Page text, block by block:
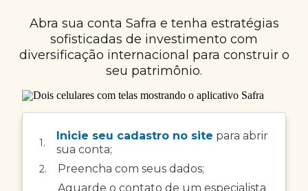
Abra sua conta Safra e tenha estratégias
sofisticadas de investimento com
diversificação internacional para construir o
seu patrimônio.
1.
Inicie seu cadastro no site para abrir
sua conta;
2. Preencha com seus dados;
Aguarde o contato de um especialista